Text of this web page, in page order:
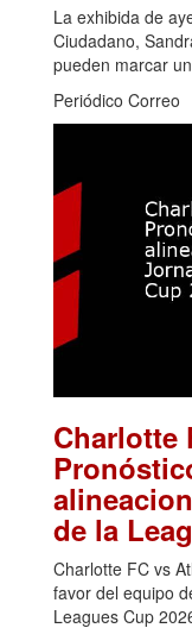
La exhibida de
Ciudadano,
pueden marcar
Periódico Correo
Charlotte
de la
Charlotte FC vs
favor del equipo
Leagues Cup